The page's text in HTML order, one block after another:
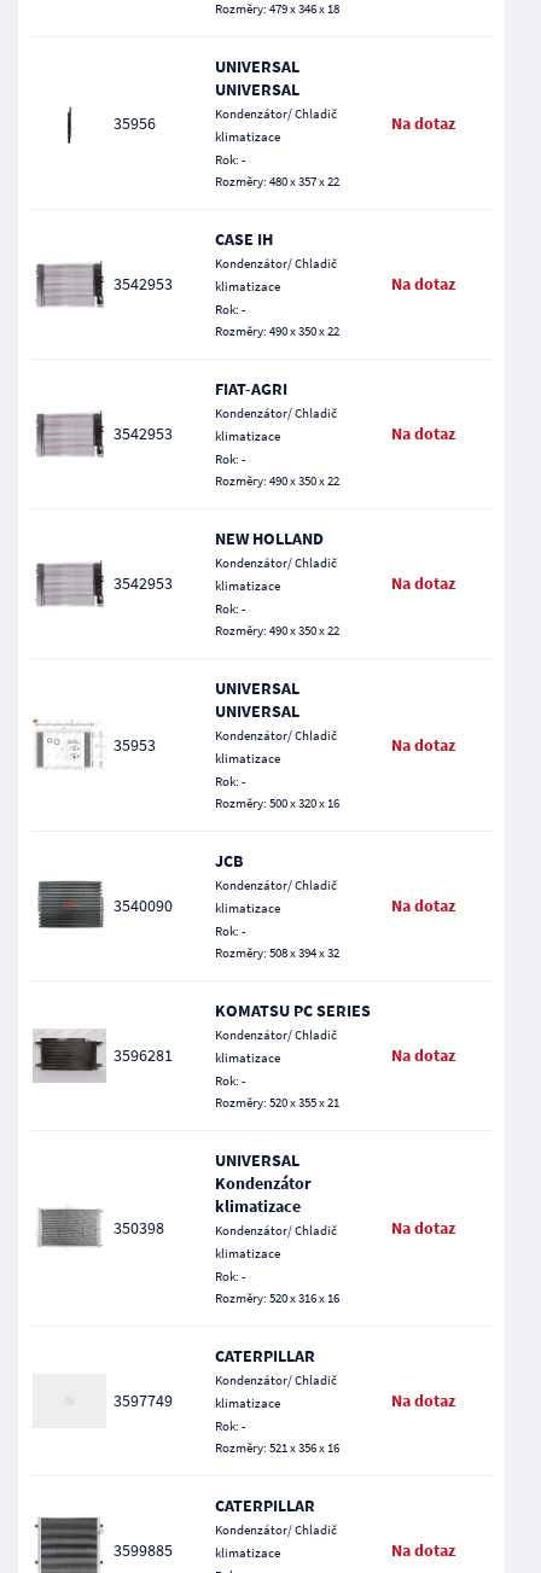
Rozměry: 479 x 346 x 18
35956
UNIVERSAL
UNIVERSAL
Kondenzátor/ Chladič
klimatizace
Rok: -
Rozměry: 480 x 357 x 22
Na dotaz
3542953
CASE IH
Kondenzátor/ Chladič
klimatizace
Rok: -
Rozměry: 490 x 350 x 22
Na dotaz
3542953
FIAT-AGRI
Kondenzátor/ Chladič
klimatizace
Rok: -
Rozměry: 490 x 350 x 22
Na dotaz
3542953
NEW HOLLAND
Kondenzátor/ Chladič
klimatizace
Rok: -
Rozměry: 490 x 350 x 22
Na dotaz
35953
UNIVERSAL
UNIVERSAL
Kondenzátor/ Chladič
klimatizace
Rok: -
Rozměry: 500 x 320 x 16
Na dotaz
3540090
JCB
Kondenzátor/ Chladič
klimatizace
Rok: -
Rozměry: 508 x 394 x 32
Na dotaz
3596281
KOMATSU PC SERIES
Kondenzátor/ Chladič
klimatizace
Rok: -
Rozměry: 520 x 355 x 21
Na dotaz
350398
UNIVERSAL
Kondenzátor
klimatizace
Kondenzátor/ Chladič
klimatizace
Rok: -
Rozměry: 520 x 316 x 16
Na dotaz
3597749
CATERPILLAR
Kondenzátor/ Chladič
klimatizace
Rok: -
Rozměry: 521 x 356 x 16
Na dotaz
3599885
CATERPILLAR
Kondenzátor/ Chladič
klimatizace
Na dotaz